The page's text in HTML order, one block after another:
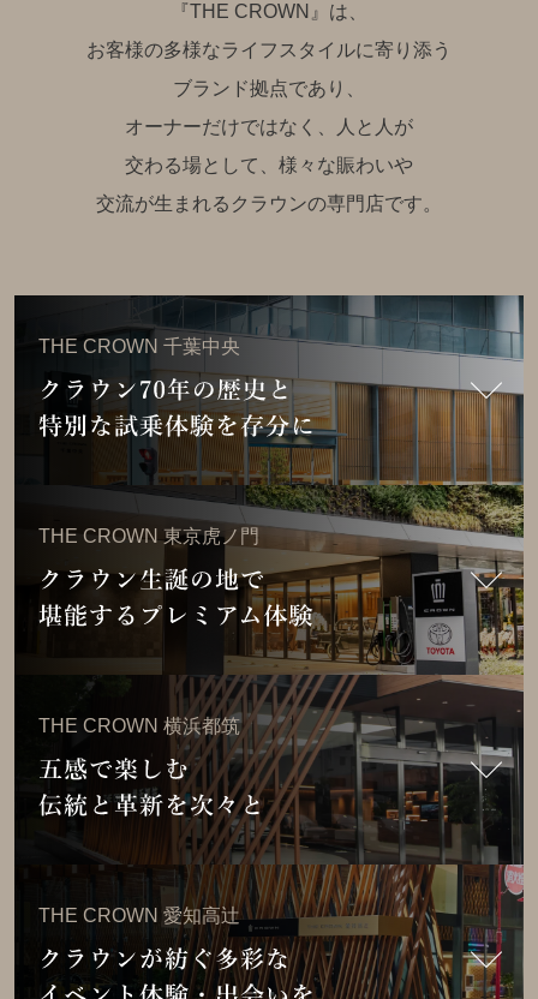
『THE CROWN』は、
お客様の多様なライフスタイルに寄り添う
ブランド拠点であり、
オーナーだけではなく、人と人が
交わる場として、様々な賑わいや
交流が生まれるクラ ウンの専門店です。
THE CROWN 千葉中央
店舗情報・アクセスはこちら
THE CROWN 千葉中央
販売店サイトはこちら
開催予定のイベント
現在開催予定のイベントはありません
イベント実施レポート
THE CROWN 東京虎ノ門
店舗詳細はこちら
THE CROWN 東京虎ノ門
販売店サイトはこちら
開催予定のイベント
THE CROWN 横浜都筑
店舗詳細はこちら
THE CROWN 愛知高辻